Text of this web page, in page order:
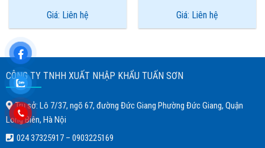
Giá: Liên hệ Giá: Liên hệ
CÔNG TY TNHH XUẤT NHẬP KHẨU TUẤN SƠN
Trụ sở: Lô 7/37, ngõ 67, đường Đức Giang Phường Đức Giang, Quận
Long Biên, Hà Nội
024 37325917– 0903225169